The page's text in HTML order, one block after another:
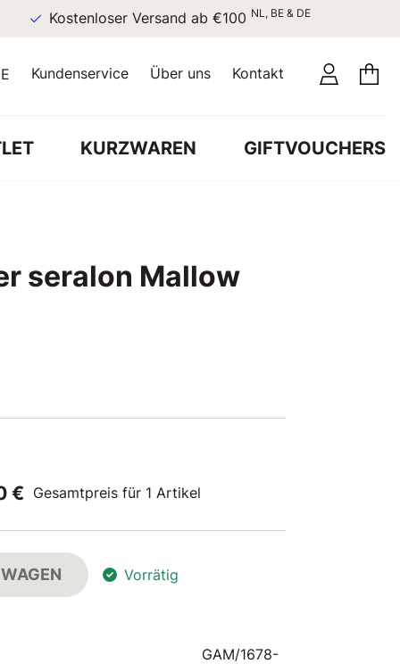
Kostenloser Versand ab €100NL, BE & DE
Kundenservice Über uns Kontakt
KURZWAREN GIFTVOUCHERS
seralon Mallow
€ Gesamtpreis für 1 Artikel
Vorrätig
GAM/1678-